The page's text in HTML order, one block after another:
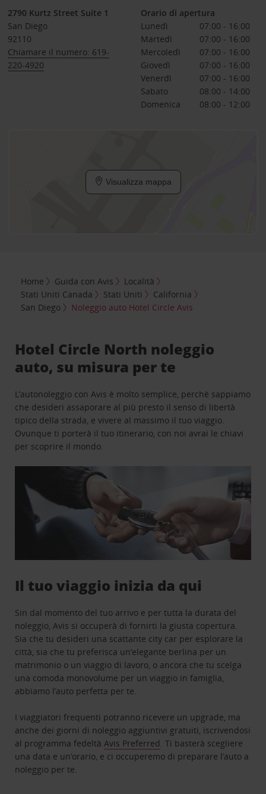
2790 Kurtz Street Suite 1
San Diego
92110
Chiamare il numero: 619-
220-4920
Orario di apertura
Lunedì
07:00 - 16:00
Martedì
07:00 - 16:00
Mercoledì
07:00 - 16:00
Giovedì
07:00 - 16:00
Venerdì
07:00 - 16:00
Sabato
08:00 - 14:00
Domenica
08:00 - 12:00
Visualizza mappa
Home Guida con Avis
Località
Stati Uniti Canada
Stati Uniti
California
San Diego
Noleggio auto Hotel Circle Avis
Hotel Circle North noleggio
auto, su misura per te
L’autonoleggio con Avis è molto semplice, perchè sappiamo
che desideri assaporare al più presto il senso di libertà
tipico della strada, e vivere al massimo il tuo viaggio.
Ovunque ti porterà il tuo itinerario, con noi avrai le chiavi
per scoprire il mondo.
Il tuo viaggio inizia da qui
Sin dal momento del tuo arrivo e per tutta la durata del
noleggio, Avis si occuperà di fornirti la giusta copertura.
Sia che tu desideri una scattante city car per esplorare la
città, sia che tu preferisca un’elegante berlina per un
matrimonio o un viaggio di lavoro, o ancora che tu scelga
una comoda monovolume per un viaggio in famiglia,
abbiamo l’auto perfetta per te.
I viaggiatori frequenti potranno ricevere un upgrade, ma
anche dei giorni di noleggio aggiuntivi gratuiti, iscrivendosi
al programma fedeltàAvis Preferred. Ti basterà scegliere
una data e un’orario, e ci occuperemo di preparare l’auto a
noleggio per te.